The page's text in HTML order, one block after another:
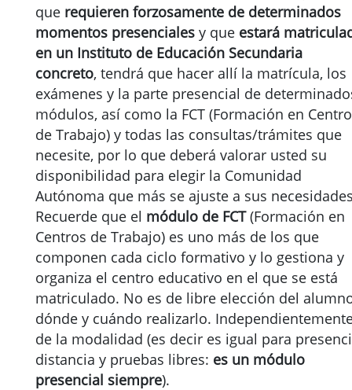
que requieren forzosamente de determinados
momentos presenciales y que estará
en un Instituto de Educación Secundaria
concreto, tendrá que hacer allí la matrícula, los
exámenes y la parte presencial de
módulos, así como la FCT (Formación en
de Trabajo) y todas las consultas/trámites que
necesite, por lo que deberá valorar usted su
disponibilidad para elegir la Comunidad
Autónoma que más se ajuste a sus
Recuerde que el módulo de FCT(Formación en
Centros de Trabajo) es uno más de los que
componen cada ciclo formativo y lo gestiona y
organiza el centro educativo en el que se está
matriculado. No es de libre elección del
dónde y cuándo realizarlo.
de la modalidad (es decir es igual para
distancia y pruebas libres: es un módulo
presencial siempre).